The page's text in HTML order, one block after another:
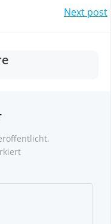
Next post